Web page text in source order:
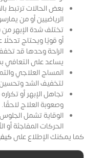
بعض الحالات ترتبط
الرياضيين أو من
تختلف شدة الإبهر
أو قويًا ويحتاج تدخلًا
الراحة وحدها قد
يساعد على التعافي
المساج العلاجي
لتخفيف الشد وتحسين
تجاهل الإبهر أو
وصعوبة العلاج لاحقًا.
الوقاية تشمل
الحركات المفاجئة أو
كما يمكنك الإطلاع على